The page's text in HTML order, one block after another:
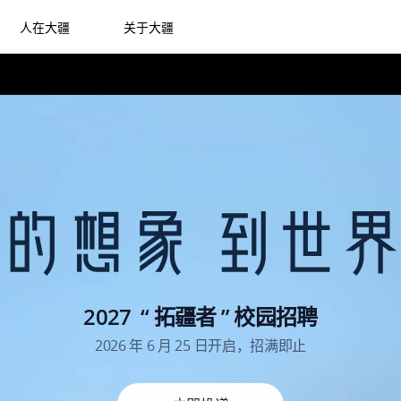
人在大疆 关于大疆
2027  “ 拓疆者 ” 校园招聘
2026 年 6 月 25 日开启，招满即止